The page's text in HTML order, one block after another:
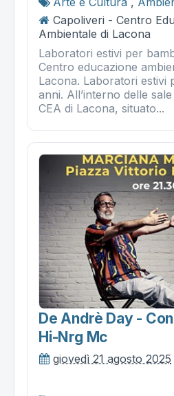
Capoliveri - Centro
Ambientale di Lacona
Laboratori estivi per
Centro educazione
Lacona. Laboratori estivi
anni. All’interno delle
CEA di Lacona, situato...
De Andrè Day -
Hi-Nrg Mc
giovedì 21 agosto 2025